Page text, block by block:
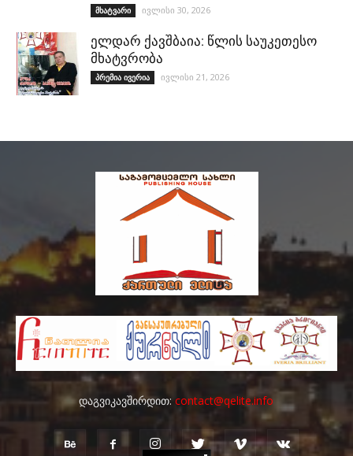
მხატვარი ივლისი 30, 2026
ელდარ ქავშბაია: წლის საუკეთესო
მხატვრობა
პრემია ივერია ივლისი 21, 2026
დაგვიკავშირდით:contact@qelite.info